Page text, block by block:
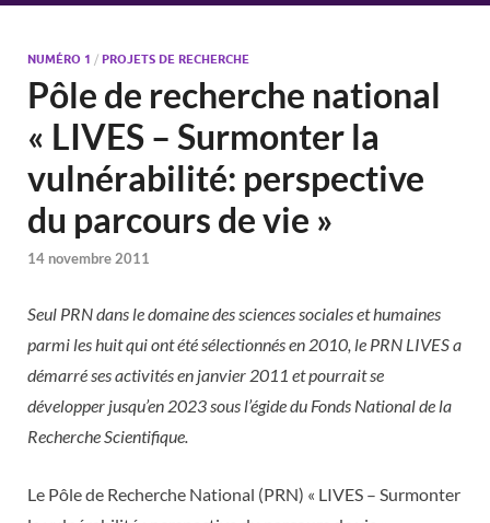
NUMÉRO 1 / PROJETS DE RECHERCHE
Pôle de recherche national
« LIVES – Surmonter la
vulnérabilité: perspective
du parcours de vie »
14 novembre 2011
Seul PRN dans le domaine des sciences sociales et humaines
parmi les huit qui ont été sélectionnés en 2010, le PRN LIVES a
démarré ses activités en janvier 2011 et pourrait se
développer jusqu’en 2023 sous l’égide du Fonds National de la
Recherche Scientifique.
Le Pôle de Recherche National (PRN) « LIVES – Surmonter